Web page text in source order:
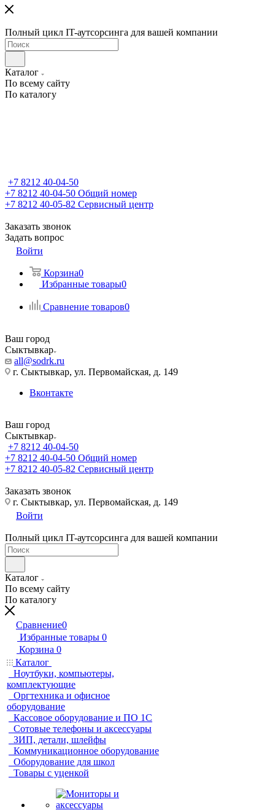
Полный цикл IT-аутсорсинга для вашей компании
Каталог
По всему сайту
По каталогу
+7 8212 40-04-50
+7 8212 40-04-50 Общий номер
+7 8212 40-05-82 Сервисный центр
Заказать звонок
Задать вопрос
Войти
Корзина0
Избранные товары0
Сравнение товаров0
Ваш город
Сыктывкар
all@sodrk.ru
г. Сыктывкар, ул. Первомайская, д. 149
Вконтакте
Ваш город
Сыктывкар
+7 8212 40-04-50
+7 8212 40-04-50 Общий номер
+7 8212 40-05-82 Сервисный центр
Заказать звонок
г. Сыктывкар, ул. Первомайская, д. 149
Войти
Полный цикл IT-аутсорсинга для вашей компании
Каталог
По всему сайту
По каталогу
Сравнение0
Избранные товары 0
Корзина 0
Каталог
Ноутбуки, компьютеры,
комплектующие
Оргтехника и офисное
оборудование
Кассовое оборудование и ПО 1С
Сотовые телефоны и аксессуары
ЗИП, детали, шлейфы
Коммуникационное оборудование
Оборудование для школ
Товары с уценкой